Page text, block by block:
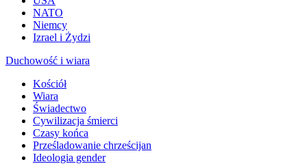
NATO
Niemcy
Izrael i Żydzi
Duchowość i wiara
Kościół
Wiara
Świadectwo
Cywilizacja śmierci
Czasy końca
Prześladowanie chrześcijan
Ideologia gender